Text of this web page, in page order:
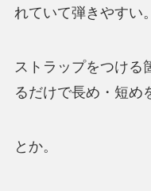
れていて弾きやすい。
ストラップをつける
るだけで長め・短め
とか。